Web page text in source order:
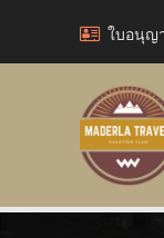
ใบอนุญ